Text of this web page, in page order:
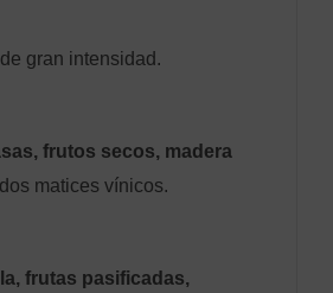
gran intensidad.
frutos secos, madera
matices vínicos.
frutas pasificadas,